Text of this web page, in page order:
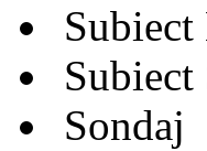
Sondaj